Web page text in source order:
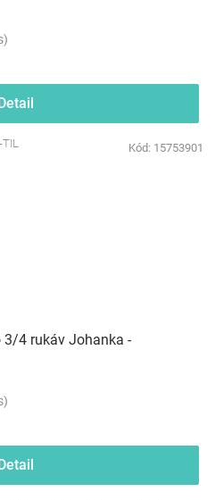
TIL Kód: 15753901
3/4 rukáv Johanka -